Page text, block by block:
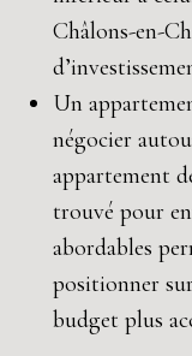
Châlons-en-
Un
négocier
appartement
trouvé pour
abordables
positionner
budget plus